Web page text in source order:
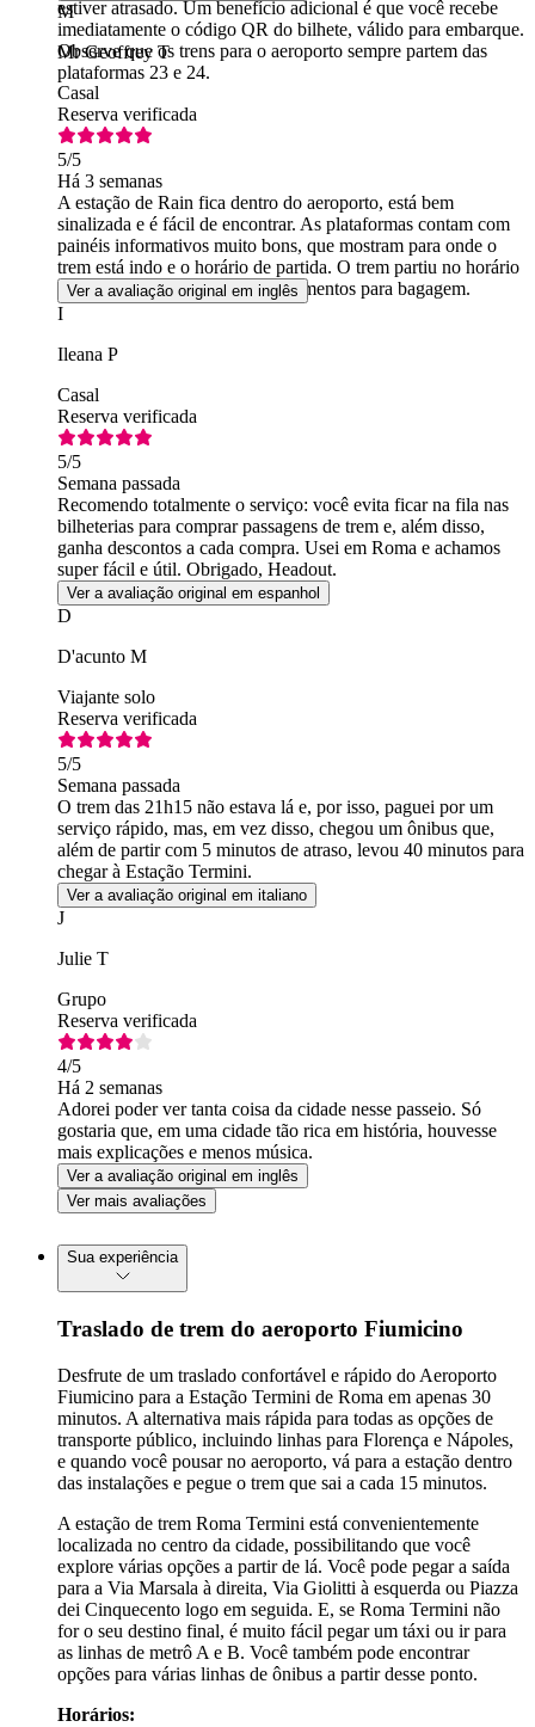
estiver atrasado. Um benefício adicional é que você recebe
imediatamente o código QR do bilhete, válido para embarque.
Observe que os trens para o aeroporto sempre partem das
plataformas 23 e 24.
M
Mr Geoffrey T
Casal
Reserva verificada
5/5
Há 3 semanas
A estação de Rain fica dentro do aeroporto, está bem
sinalizada e é fácil de encontrar. As plataformas contam com
painéis informativos muito bons, que mostram para onde o
trem está indo e o horário de partida. O trem partiu no horário
previsto. Há excelentes compartimentos para bagagem.
Ver a avaliação original em inglês
I
Ileana P
Casal
Reserva verificada
5/5
Semana passada
Recomendo totalmente o serviço: você evita ficar na fila nas
bilheterias para comprar passagens de trem e, além disso,
ganha descontos a cada compra. Usei em Roma e achamos
super fácil e útil. Obrigado, Headout.
Ver a avaliação original em espanhol
D
D'acunto M
Viajante solo
Reserva verificada
5/5
Semana passada
O trem das 21h15 não estava lá e, por isso, paguei por um
serviço rápido, mas, em vez disso, chegou um ônibus que,
além de partir com 5 minutos de atraso, levou 40 minutos para
chegar à Estação Termini.
Ver a avaliação original em italiano
J
Julie T
Grupo
Reserva verificada
4/5
Há 2 semanas
Adorei poder ver tanta coisa da cidade nesse passeio. Só
gostaria que, em uma cidade tão rica em história, houvesse
mais explicações e menos música.
Ver a avaliação original em inglês
Ver mais avaliações
Sua experiência
Traslado de trem do aeroporto Fiumicino
Desfrute de um traslado confortável e rápido do Aeroporto
Fiumicino para a Estação Termini de Roma em apenas 30
minutos. A alternativa mais rápida para todas as opções de
transporte público, incluindo linhas para Florença e Nápoles,
e quando você pousar no aeroporto, vá para a estação dentro
das instalações e pegue o trem que sai a cada 15 minutos.
A estação de trem Roma Termini está convenientemente
localizada no centro da cidade, possibilitando que você
explore várias opções a partir de lá. Você pode pegar a saída
para a Via Marsala à direita, Via Giolitti à esquerda ou Piazza
dei Cinquecento logo em seguida. E, se Roma Termini não
for o seu destino final, é muito fácil pegar um táxi ou ir para
as linhas de metrô A e B. Você também pode encontrar
opções para várias linhas de ônibus a partir desse ponto.
Horários: